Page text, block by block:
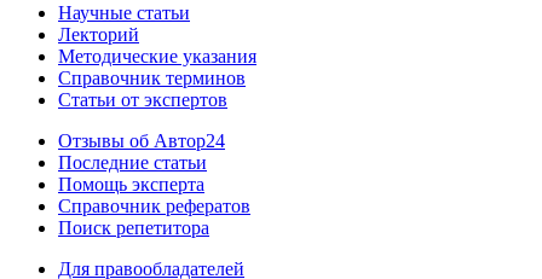
Научные статьи
Лекторий
Методические указания
Справочник терминов
Статьи от экспертов
Отзывы об Автор24
Последние статьи
Помощь эксперта
Справочник рефератов
Поиск репетитора
Для правообладателей